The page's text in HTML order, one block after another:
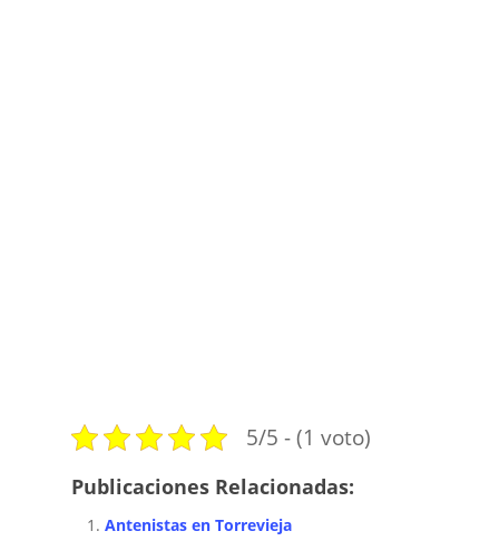
5/5 - (1 voto)
Publicaciones Relacionadas:
Antenistas en Torrevieja